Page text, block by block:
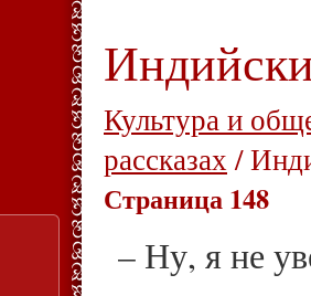
Культура и
рассказах/
Страница 148
– Ну, я не